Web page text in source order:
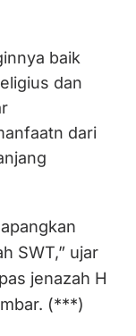
baik
dan
dari
SWT,” ujar
jenazah H
(***)